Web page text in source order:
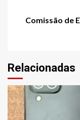
Comissão de
Relacionadas